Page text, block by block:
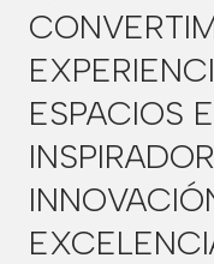
ESPACIOS